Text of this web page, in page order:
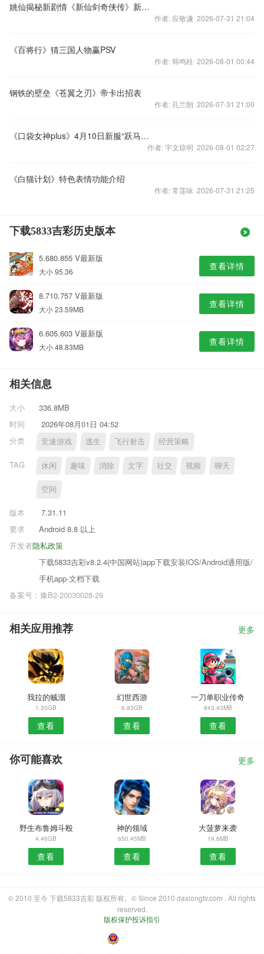
姚仙揭秘新剧情《新仙剑奇侠传》新版本视频
作者: 应敬谦 2026-07-31 21:04
《百将行》猜三国人物赢PSV
作者: 韩鸣桂 2026-08-01 00:44
钢铁的壁垒《苍翼之刃》帝卡出招表
作者: 孔兰朗 2026-07-31 21:00
《口袋女神plus》4月10日新服“跃马檀溪”开启
作者: 宇文琼明 2026-08-01 02:27
《白猫计划》特色表情功能介绍
作者: 常莲咏 2026-07-31 21:25
下载5833吉彩历史版本
5.680.855 V最新版
大小 95.36 查看详情
8.710.757 V最新版
大小 23.59MB 查看详情
6.605.603 V最新版
大小 48.83MB 查看详情
相关信息
大小
336.8MB
时间
2026年08月01日 04:52
分类
竞速游戏 逃生 飞行射击 经营策略
TAG 休闲 趣味 消除 文字 社交 视频 聊天
空间
版本
7.31.11
要求
Android 8.8 以上
隐私政策
开发者
下载5833吉彩v8.2.4(中国网站)app下载安装IOS/Android通用版/
手机app-文档下载
备案号：豫B2-20030028-29
相关应用推荐 更多
我拉的贼溜
1.35GB
查看
幻世西游
6.83GB
查看
一刀单职业传奇
843.43MB
查看
你可能喜欢 更多
野生布鲁姆斗殴
4.46GB
查看
神的领域
650.45MB
查看
大菠萝来袭
19.6MB
查看
© 2010 至今 下载5833吉彩 版权所有。© Since 2010 daxiongtv.com . All rights
reserved.
版权保护投诉指引
・